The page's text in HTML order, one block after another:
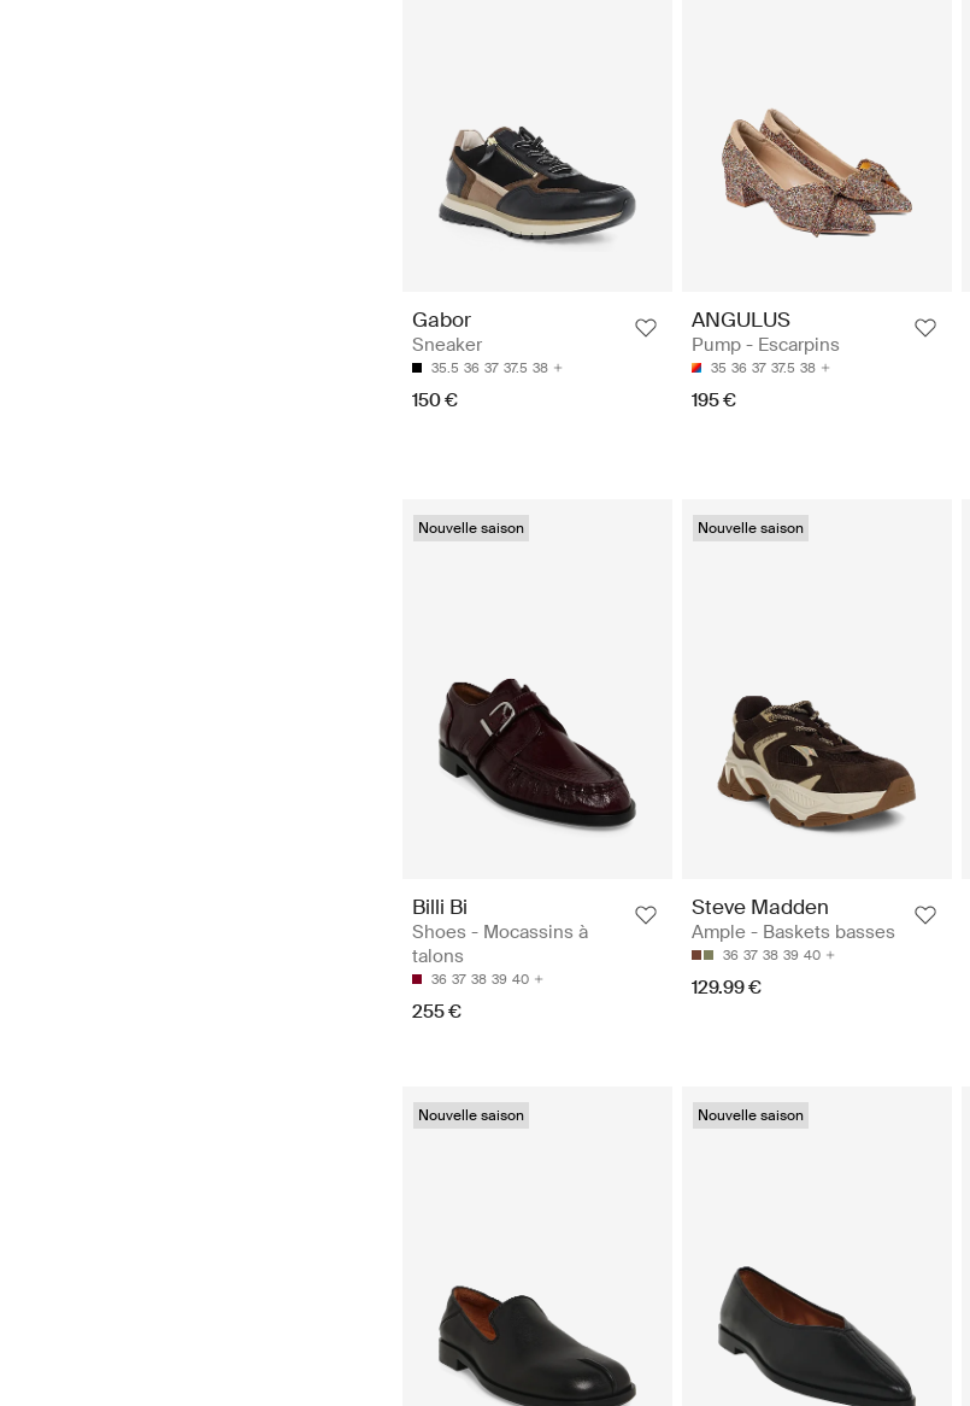
Gabor
Sneaker
35.5 36 37 37.5 38
150 €
ANGULUS
Pump - Escarpins
35 36 37 37.5 38
195 €
Nouvelle saison
Billi Bi
Shoes - Mocassins à
talons
36 37 38 39 40
255 €
Nouvelle saison
Steve Madden
Ample - Baskets basses
36 37 38 39 40
129.99 €
Nouvelle saison Nouvelle saison